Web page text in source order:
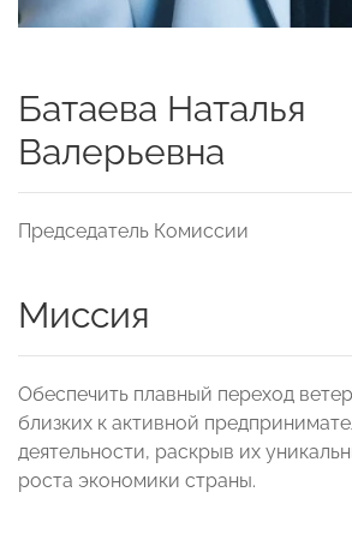
Батаева Наталья
Валерьевна
Председатель Комиссии
Миссия
Обеспечить плавный переход
близких к активной
деятельности, раскрыв их
роста экономики страны.